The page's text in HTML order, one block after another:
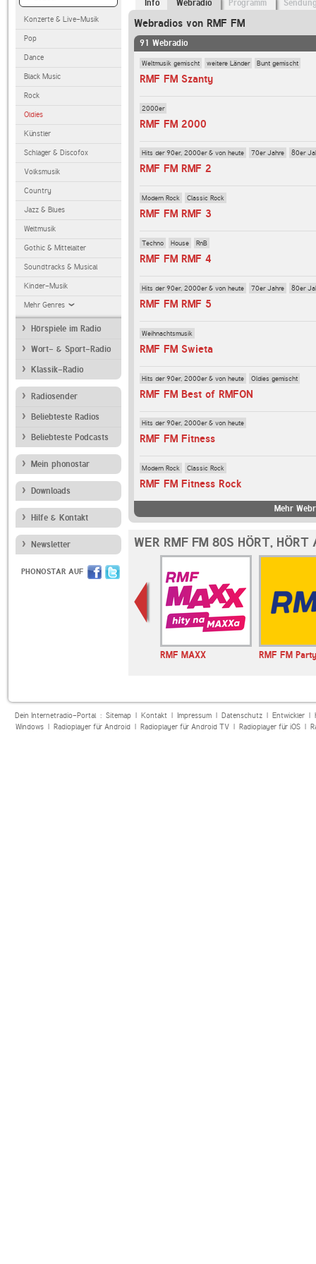
Konzerte & Live-Musik
Pop
Dance
Black Music
Rock
Oldies
Künstler
Schlager & Discofox
Volksmusik
Country
Jazz & Blues
Weltmusik
Gothic & Mittelalter
Soundtracks & Musical
Kinder-Musik
Mehr Genres
Hörspiele im Radio
Wort- & Sport-Radio
Klassik-Radio
Radiosender
Beliebteste Radios
Beliebteste Podcasts
Mein phonostar
Downloads
Hilfe & Kontakt
Newsletter
PHONOSTAR AUF
Info Webradio Programm
Webradios von RMF FM
91 Webradio
Weltmusik gemischt weitere Länder Bunt gemischt
RMF FM Szanty
2000er
RMF FM 2000
Hits der 90er, 2000er & von heute 70er Jahre 80er
RMF FM RMF 2
Modern Rock Classic Rock
RMF FM RMF 3
Techno House RnB
RMF FM RMF 4
Hits der 90er, 2000er & von heute 70er Jahre 80er
RMF FM RMF 5
Weihnachtsmusik
RMF FM Swieta
Hits der 90er, 2000er & von heute Oldies gemischt
RMF FM Best of RMFON
Hits der 90er, 2000er & von heute
RMF FM Fitness
Modern Rock Classic Rock
RMF FM Fitness Rock
Mehr
WER RMF FM 80S HÖRT, HÖRT
RMF MAXX RMF FM Party
Dein Internetradio-Portal : Sitemap| Kontakt| Impressum| Datenschutz| Entwickler|
Windows| Radioplayer für Android| Radioplayer für Android TV| Radioplayer für iOS|